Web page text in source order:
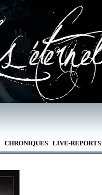
CHRONIQUES LIVE-REPORTS